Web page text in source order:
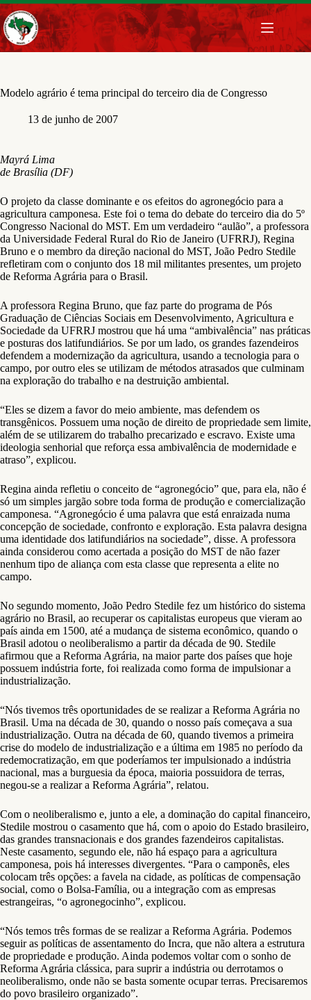
Pular
para
o
conteúdo
Modelo agrário é tema principal do terceiro dia de Congresso
13 de junho de 2007
Mayrá Lima
de Brasília (DF)
O projeto da classe dominante e os efeitos do agronegócio para a
agricultura camponesa. Este foi o tema do debate do terceiro dia do 5º
Congresso Nacional do MST. Em um verdadeiro “aulão”, a professora
da Universidade Federal Rural do Rio de Janeiro (UFRRJ), Regina
Bruno e o membro da direção nacional do MST, João Pedro Stedile
refletiram com o conjunto dos 18 mil militantes presentes, um projeto
de Reforma Agrária para o Brasil.
A professora Regina Bruno, que faz parte do programa de Pós
Graduação de Ciências Sociais em Desenvolvimento, Agricultura e
Sociedade da UFRRJ mostrou que há uma “ambivalência” nas práticas
e posturas dos latifundiários. Se por um lado, os grandes fazendeiros
defendem a modernização da agricultura, usando a tecnologia para o
campo, por outro eles se utilizam de métodos atrasados que culminam
na exploração do trabalho e na destruição ambiental.
“Eles se dizem a favor do meio ambiente, mas defendem os
transgênicos. Possuem uma noção de direito de propriedade sem limite,
além de se utilizarem do trabalho precarizado e escravo. Existe uma
ideologia senhorial que reforça essa ambivalência de modernidade e
atraso”, explicou.
Regina ainda refletiu o conceito de “agronegócio” que, para ela, não é
só um simples jargão sobre toda forma de produção e comercialização
camponesa. “Agronegócio é uma palavra que está enraizada numa
concepção de sociedade, confronto e exploração. Esta palavra designa
uma identidade dos latifundiários na sociedade”, disse. A professora
ainda considerou como acertada a posição do MST de não fazer
nenhum tipo de aliança com esta classe que representa a elite no
campo.
No segundo momento, João Pedro Stedile fez um histórico do sistema
agrário no Brasil, ao recuperar os capitalistas europeus que vieram ao
país ainda em 1500, até a mudança de sistema econômico, quando o
Brasil adotou o neoliberalismo a partir da década de 90. Stedile
afirmou que a Reforma Agrária, na maior parte dos países que hoje
possuem indústria forte, foi realizada como forma de impulsionar a
industrialização.
“Nós tivemos três oportunidades de se realizar a Reforma Agrária no
Brasil. Uma na década de 30, quando o nosso país começava a sua
industrialização. Outra na década de 60, quando tivemos a primeira
crise do modelo de industrialização e a última em 1985 no período da
redemocratização, em que poderíamos ter impulsionado a indústria
nacional, mas a burguesia da época, maioria possuidora de terras,
negou-se a realizar a Reforma Agrária”, relatou.
Com o neoliberalismo e, junto a ele, a dominação do capital financeiro,
Stedile mostrou o casamento que há, com o apoio do Estado brasileiro,
das grandes transnacionais e dos grandes fazendeiros capitalistas.
Neste casamento, segundo ele, não há espaço para a agricultura
camponesa, pois há interesses divergentes. “Para o camponês, eles
colocam três opções: a favela na cidade, as políticas de compensação
social, como o Bolsa-Família, ou a integração com as empresas
estrangeiras, “o agronegocinho”, explicou.
“Nós temos três formas de se realizar a Reforma Agrária. Podemos
seguir as políticas de assentamento do Incra, que não altera a estrutura
de propriedade e produção. Ainda podemos voltar com o sonho de
Reforma Agrária clássica, para suprir a indústria ou derrotamos o
neoliberalismo, onde não se basta somente ocupar terras. Precisaremos
do povo brasileiro organizado”.